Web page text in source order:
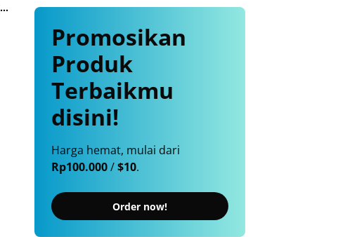
Promosikan
Produk
Terbaikmu
disini!
Harga hemat, mulai dari
Rp100.000/$10.
Order now!